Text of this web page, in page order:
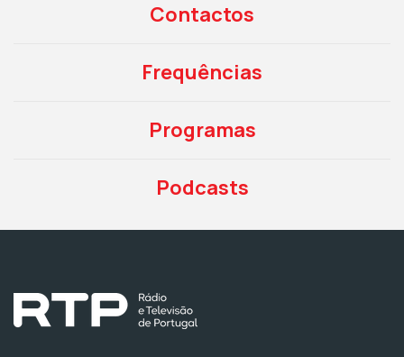
Contactos
Frequências
Programas
Podcasts